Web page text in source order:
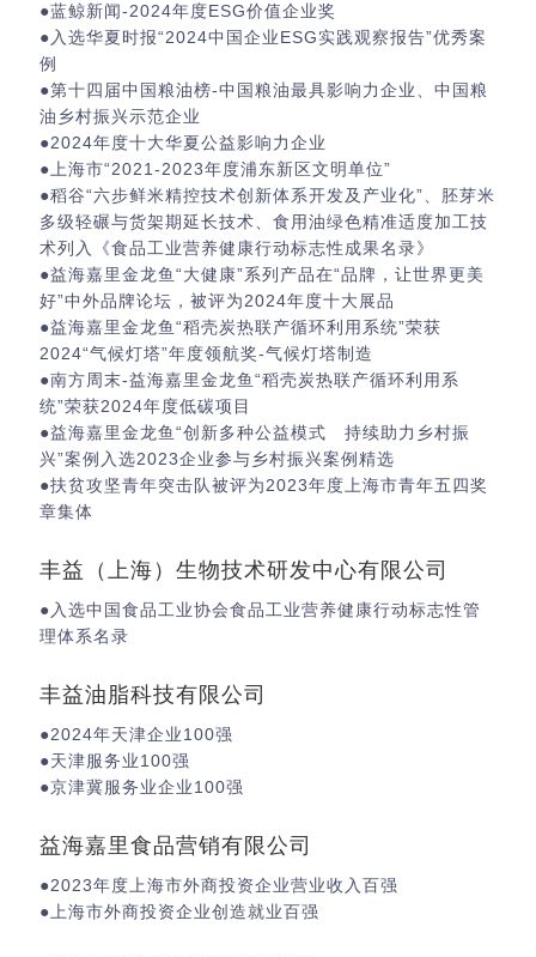
●蓝鲸新闻-2024年度ESG价值企业奖
●入选华夏时报“2024中国企业ESG实践观察报告”优秀案
例
●第十四届中国粮油榜-中国粮油最具影响力企业、中国粮
油乡村振兴示范企业
●2024年度十大华夏公益影响力企业
●上海市“2021-2023年度浦东新区文明单位”
●稻谷“六步鲜米精控技术创新体系开发及产业化”、胚芽米
多级轻碾与货架期延长技术、食用油绿色精准适度加工技
术列入《食品工业营养健康行动标志性成果名录》
●益海嘉里金龙鱼“大健康”系列产品在“品牌，让世界更美
好”中外品牌论坛，被评为2024年度十大展品
●益海嘉里金龙鱼“稻壳炭热联产循环利用系统”荣获
2024“气候灯塔”年度领航奖-气候灯塔制造
●南方周末-益海嘉里金龙鱼“稻壳炭热联产循环利用系
统”荣获2024年度低碳项目
●益海嘉里金龙鱼“创新多种公益模式 持续助力乡村振
兴”案例入选2023企业参与乡村振兴案例精选
●扶贫攻坚青年突击队被评为2023年度上海市青年五四奖
章集体
丰益（上海）生物技术研发中心有限公司
●入选中国食品工业协会食品工业营养健康行动标志性管
理体系名录
丰益油脂科技有限公司
●2024年天津企业100强
●天津服务业100强
●京津冀服务业企业100强
益海嘉里食品营销有限公司
●2023年度上海市外商投资企业营业收入百强
●上海市外商投资企业创造就业百强